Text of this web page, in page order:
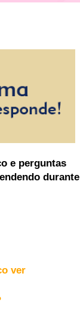
e perguntas
durante
ver